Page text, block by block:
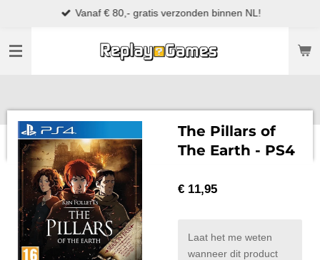
naar
Vanaf € 80,- gratis verzonden binnen NL!
The Pillars of
The Earth - PS4
€ 11,95
Laat het me weten
wanneer dit product